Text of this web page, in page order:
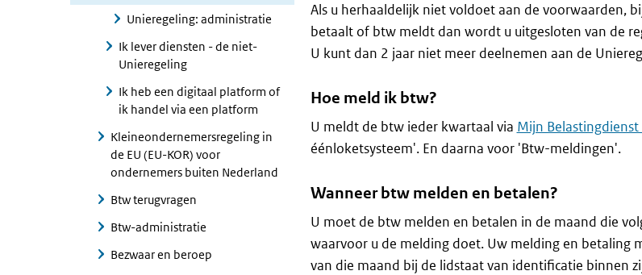
Unieregeling: administratie
Ik lever diensten - de niet-
Unieregeling
Ik heb een digitaal platform of
ik handel via een platform
Kleineondernemersregeling in
de EU (EU-KOR) voor
ondernemers buiten Nederland
Btw terugvragen
Btw-administratie
Bezwaar en beroep
Als u herhaaldelijk niet voldoet aan de voorwaarden,
betaalt of btw meldt dan wordt u uitgesloten van de
U kunt dan 2 jaar niet meer deelnemen aan de
Hoe meld ik btw?
U meldt de btw ieder kwartaal via Mijn Belastingdienst
éénloketsysteem'. En daarna voor 'Btw-meldingen'.
Wanneer btw melden en betalen?
U moet de btw melden en betalen in de maand die
waarvoor u de melding doet. Uw melding en betaling
van die maand bij de lidstaat van identificatie binnen